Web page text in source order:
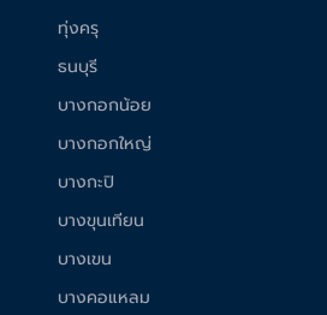
ทุ่งครุ
ธนบุรี
บางกอกน้อย
บางกอกใหญ่
บางกะปิ
บางขุนเทียน
บางเขน
บางคอแหลม